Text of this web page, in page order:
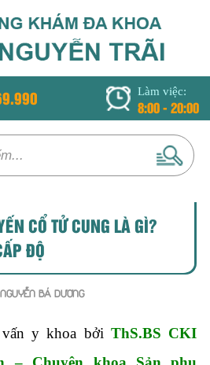
Làm việc:
8:00 - 20:00
CỔ TỬ CUNG LÀ GÌ?
ĐỘ
BÁ DƯƠNG
y khoa bởi ThS.BS CKI